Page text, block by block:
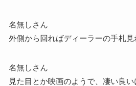
名無しさん
外側から回ればディーラーの手札見
名無しさん
見た目とか映画のようで、凄い良い